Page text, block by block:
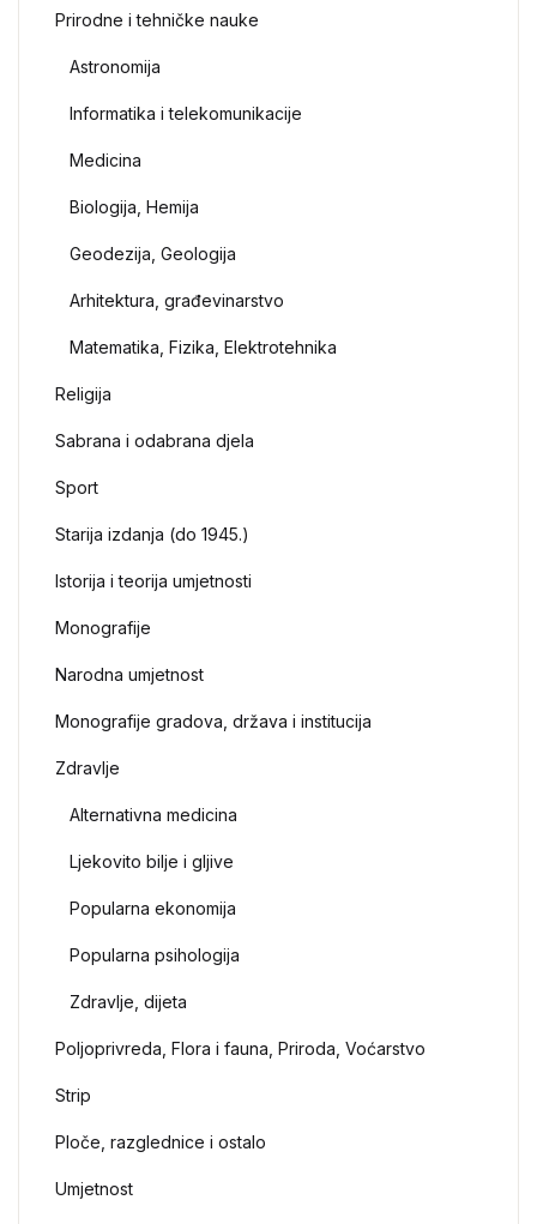
Prirodne i tehničke nauke
Astronomija
Informatika i telekomunikacije
Medicina
Biologija, Hemija
Geodezija, Geologija
Arhitektura, građevinarstvo
Matematika, Fizika, Elektrotehnika
Religija
Sabrana i odabrana djela
Sport
Starija izdanja (do 1945.)
Istorija i teorija umjetnosti
Monografije
Narodna umjetnost
Monografije gradova, država i institucija
Zdravlje
Alternativna medicina
Ljekovito bilje i gljive
Popularna ekonomija
Popularna psihologija
Zdravlje, dijeta
Poljoprivreda, Flora i fauna, Priroda, Voćarstvo
Strip
Ploče, razglednice i ostalo
Umjetnost